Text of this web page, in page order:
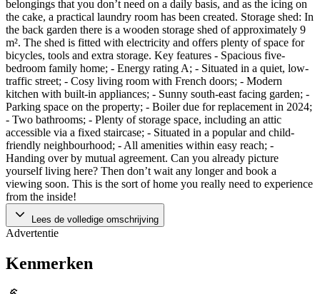
belongings that you don’t need on a daily basis, and as the icing on
the cake, a practical laundry room has been created. Storage shed: In
the back garden there is a wooden storage shed of approximately 9
m². The shed is fitted with electricity and offers plenty of space for
bicycles, tools and extra storage. Key features - Spacious five-
bedroom family home; - Energy rating A; - Situated in a quiet, low-
traffic street; - Cosy living room with French doors; - Modern
kitchen with built-in appliances; - Sunny south-east facing garden; -
Parking space on the property; - Boiler due for replacement in 2024;
- Two bathrooms; - Plenty of storage space, including an attic
accessible via a fixed staircase; - Situated in a popular and child-
friendly neighbourhood; - All amenities within easy reach; -
Handing over by mutual agreement. Can you already picture
yourself living here? Then don’t wait any longer and book a
viewing soon. This is the sort of home you really need to experience
from the inside!
Lees de volledige omschrijving
Advertentie
Kenmerken